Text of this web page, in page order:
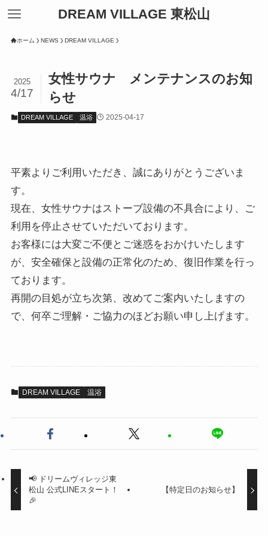
DREAM VILLAGE 東松山
ホーム NEWS DREAM VILLAGE
女性サウナ メンテナンスのお知
らせ
2025
4/17
DREAM VILLAGE 温浴 2025-04-17
平素よりご利用いただき、誠にありがとうございま
す。
現在、女性サウナはストーブ設備の不具合により、ご
利用を停止させていただいております。
お客様には大変ご不便とご迷惑をおかけいたします
が、安全確保と設備の正常化のため、復旧作業を行っ
ております。
再開の目処が立ち次第、改めてご案内いたしますの
で、何卒ご理解・ご協力のほどお願い申し上げます。
DREAM VILLAGE 温浴
📢 ドリームヴィレッジ東
松山 公式LINEスタート！
🎉
【特定日のお知らせ】